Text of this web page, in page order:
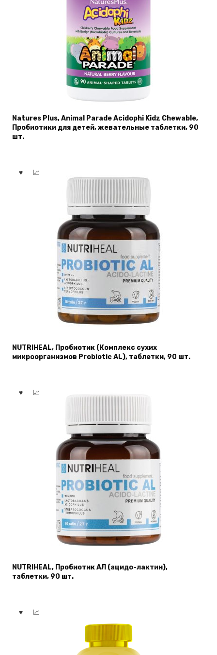
Natures Plus, Animal Parade Acidophi Kidz Chewable,
Пробиотики для детей, жевательные таблетки, 90
шт.
NUTRIHEAL, Пробиотик (Комплекс сухих
микроорганизмов Probiotic AL), таблетки, 90 шт.
NUTRIHEAL, Пробиотик АЛ (ацидо-лактин),
таблетки, 90 шт.